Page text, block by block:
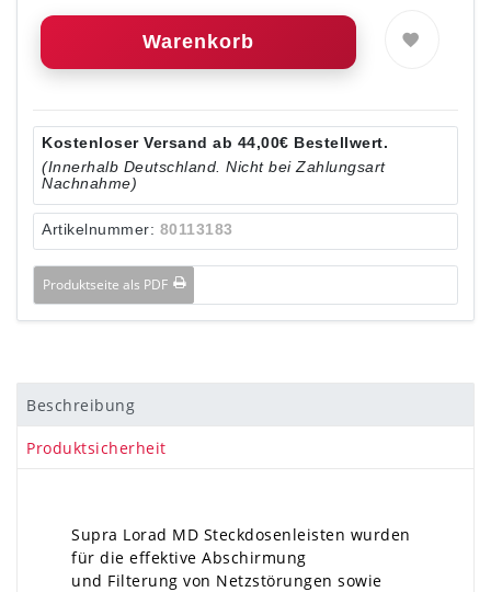
Warenkorb
Kostenloser Versand ab 44,00€ Bestellwert.
(Innerhalb Deutschland. Nicht bei Zahlungsart
Nachnahme)
Artikelnummer: 80113183
Produktseite als PDF
Beschreibung
Produktsicherheit
Supra Lorad MD Steckdosenleisten wurden
für die effektive Abschirmung
und Filterung von Netzstörungen sowie